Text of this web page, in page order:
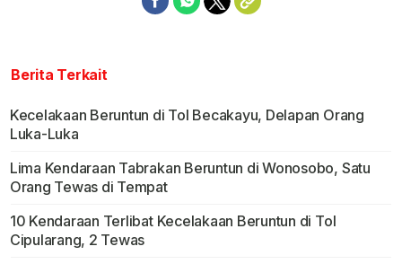
Berita Terkait
Kecelakaan Beruntun di Tol Becakayu, Delapan Orang
Luka-Luka
Lima Kendaraan Tabrakan Beruntun di Wonosobo, Satu
Orang Tewas di Tempat
10 Kendaraan Terlibat Kecelakaan Beruntun di Tol
Cipularang, 2 Tewas